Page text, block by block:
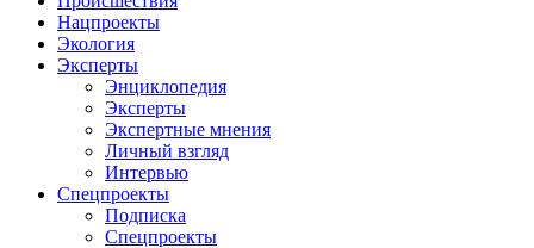
Нацпроекты
Экология
Эксперты
Энциклопедия
Эксперты
Экспертные мнения
Личный взгляд
Интервью
Спецпроекты
Подписка
Спецпроекты